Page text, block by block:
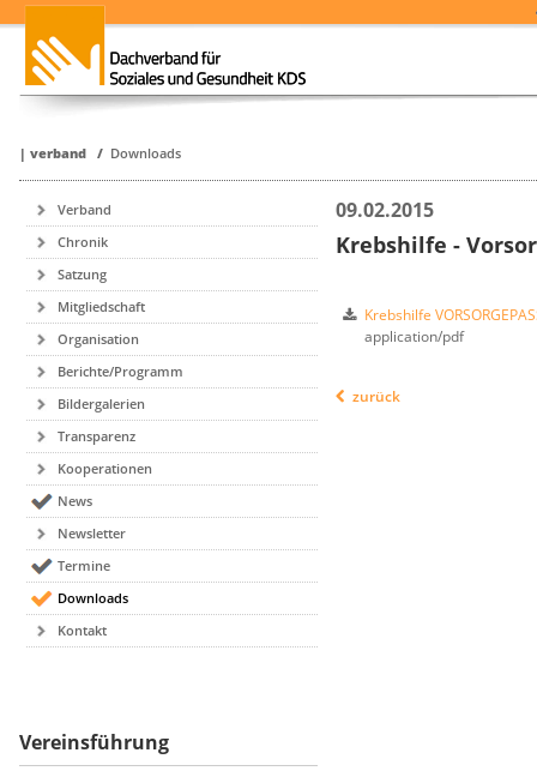
| verband / Downloads
Verband
Chronik
Satzung
Mitgliedschaft
Organisation
Berichte/Programm
Bildergalerien
Transparenz
Kooperationen
News
Newsletter
Termine
Downloads
Kontakt
Vereinsführung
09.02.2015
Krebshilfe -
Krebshilfe
application/pdf
zurück